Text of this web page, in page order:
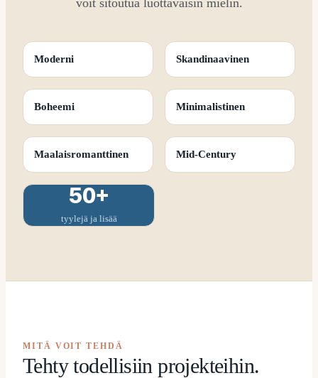
Moderni Skandinaavinen
Boheemi Minimalistinen
Maalaisromanttinen Mid-Century
50+
tyylejä ja lisää
MITÄ VOIT TEHDÄ
Tehty todellisiin projekteihin.